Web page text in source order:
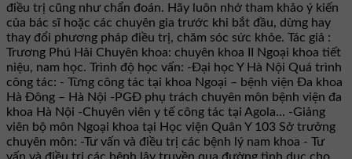
điều trị cũng như chẩn đoán. Hãy luôn nhớ tham khảo ý kiến
của bác sĩ hoặc các chuyên gia trước khi bắt đầu, dừng hay
thay đổi phương pháp điều trị, chăm sóc sức khỏe. Tác giả :
Trương Phú Hải Chuyên khoa: chuyên khoa II Ngoại khoa tiết
niệu, nam học. Trình độ học vấn: -Đại học Y Hà Nội Quá trình
công tác: - Từng công tác tại khoa Ngoại – bệnh viện Đa khoa
Hà Đông – Hà Nội -PGĐ phụ trách chuyên môn bệnh viện đa
khoa Hà Nội -Chuyên viên y tế công tác tại Agola... -Giảng
viên bộ môn Ngoại khoa tại Học viện Quân Y 103 Sở trưởng
chuyên môn: -Tư vấn và điều trị các bệnh lý nam khoa - Tư